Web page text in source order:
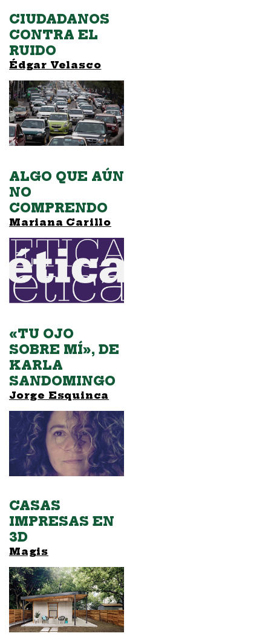
CIUDADANOS
CONTRA EL
RUIDO
Édgar Velasco
ALGO QUE AÚN
NO
COMPRENDO
Mariana Carillo
«TU OJO
SOBRE MÍ», DE
KARLA
SANDOMINGO
Jorge Esquinca
CASAS
IMPRESAS EN
3D
Magis